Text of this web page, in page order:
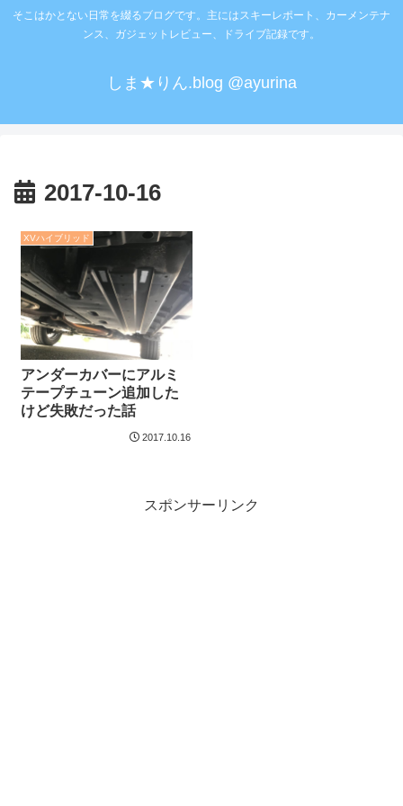
そこはかとない日常を綴るブログです。主にはスキーレポート、カーメンテナ
ンス、ガジェットレビュー、ドライブ記録です。
しま★りん.blog @ayurina
2017-10-16
XVハイブリッド
アンダーカバーにアルミ
テープチューン追加した
けど失敗だった話
2017.10.16
スポンサーリンク